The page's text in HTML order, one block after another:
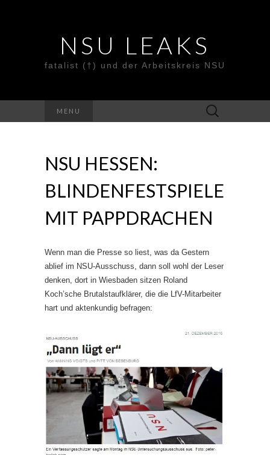
NSU LEAKS
fatalist (†) und der Arbeitskreis NSU
MENU
Suche
nach:
NSU HESSEN:
BLINDENFESTSPIELE
MIT PAPPDRACHEN
Wenn man die Presse so liest, was da Gestern
ablief im NSU-Ausschuss, dann soll wohl der Leser
denken, dort in Wiesbaden sitzen Roland
Koch’sche Brutalstaufklärer, die die LfV-Mitarbeiter
hart und aktenkundig befragen: